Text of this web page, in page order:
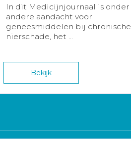
In dit Medicijnjournaal is onder
andere aandacht voor
geneesmiddelen bij chronische
nierschade, het ...
Bekijk